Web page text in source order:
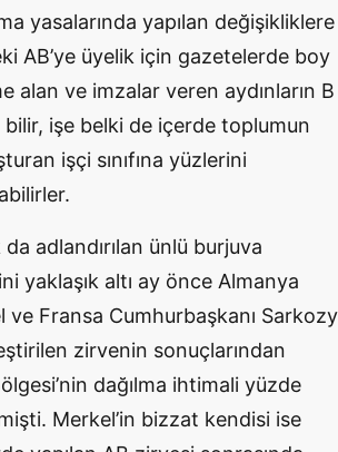
yasalarında yapılan değişikliklere
AB’ye üyelik için gazetelerde boy
alan ve imzalar veren aydınların B
bilir, işe belki de içerde toplumun
işçi sınıfına yüzlerini
adlandırılan ünlü burjuva
yaklaşık altı ay önce Almanya
ve Fransa Cumhurbaşkanı Sarkozy
zirvenin sonuçlarından
dağılma ihtimali yüzde
Merkel’in bizzat kendisi ise